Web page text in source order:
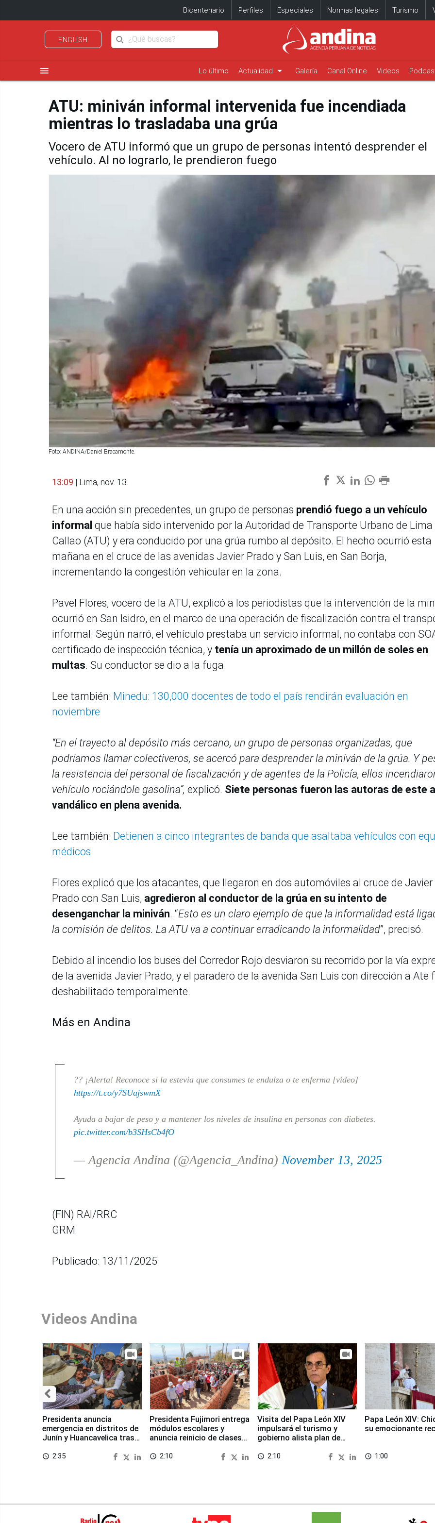
Bicentenario Perfiles Especiales Normas legales Turismo
ENGLISH
menu Lo último Actualidad arrow_drop_down Galería Canal Online Videos
ATU: miniván informal intervenida fue incendiada
mientras lo trasladaba una grúa
Vocero de ATU informó que un grupo de personas intentó desprender el
vehículo. Al no lograrlo, le prendieron fuego
Foto: ANDINA/Daniel Bracamonte.
13:09 | Lima, nov. 13.
En una acción sin precedentes, un grupo de personas prendió fuego a un vehículo
informal que había sido intervenido por la Autoridad de Transporte Urbano de Lima
Callao (ATU) y era conducido por una grúa rumbo al depósito. El hecho ocurrió esta
mañana en el cruce de las avenidas Javier Prado y San Luis, en San Borja,
incrementando la congestión vehicular en la zona.
Pavel Flores, vocero de la ATU, explicó a los periodistas que la intervención de la
ocurrió en San Isidro, en el marco de una operación de fiscalización contra el
informal. Según narró, el vehículo prestaba un servicio informal, no contaba con
certificado de inspección técnica, y tenía un aproximado de un millón de soles en
multas. Su conductor se dio a la fuga.
Lee también: Minedu: 130,000 docentes de todo el país rendirán evaluación en
noviembre
“En el trayecto al depósito más cercano, un grupo de personas organizadas, que
podríamos llamar colectiveros, se acercó para desprender la miniván de la grúa. Y
la resistencia del personal de fiscalización y de agentes de la Policía, ellos
vehículo rociándole gasolina”, explicó. Siete personas fueron las autoras de este
vandálico en plena avenida.
Lee también: Detienen a cinco integrantes de banda que asaltaba vehículos con
médicos
Flores explicó que los atacantes, que llegaron en dos automóviles al cruce de Javier
Prado con San Luis, agredieron al conductor de la grúa en su intento de
desenganchar la miniván. “Esto es un claro ejemplo de que la informalidad está
la comisión de delitos. La ATU va a continuar erradicando la informalidad”, precisó.
Debido al incendio los buses del Corredor Rojo desviaron su recorrido por la vía
de la avenida Javier Prado, y el paradero de la avenida San Luis con dirección a Ate
deshabilitado temporalmente.
Más en Andina
?? ¡Alerta! Reconoce si la estevia que consumes te endulza o te enferma [video]
https://t.co/y7SUajswmX
Ayuda a bajar de peso y a mantener los niveles de insulina en personas con diabetes.
pic.twitter.com/b3SHsCb4fO
— Agencia Andina (@Agencia_Andina) November 13, 2025
(FIN) RAI/RRC
GRM
Publicado: 13/11/2025
Videos Andina
Presidenta anuncia
emergencia en distritos de
Junín y Huancavelica tras
access_time 2:35
Presidenta Fujimori entrega
módulos escolares y
anuncia reinicio de clases
access_time 2:10
Visita del Papa León XIV
impulsará el turismo y
gobierno alista plan de
access_time 2:10
Papa León XIV:
su emocionante
access_time 1:00